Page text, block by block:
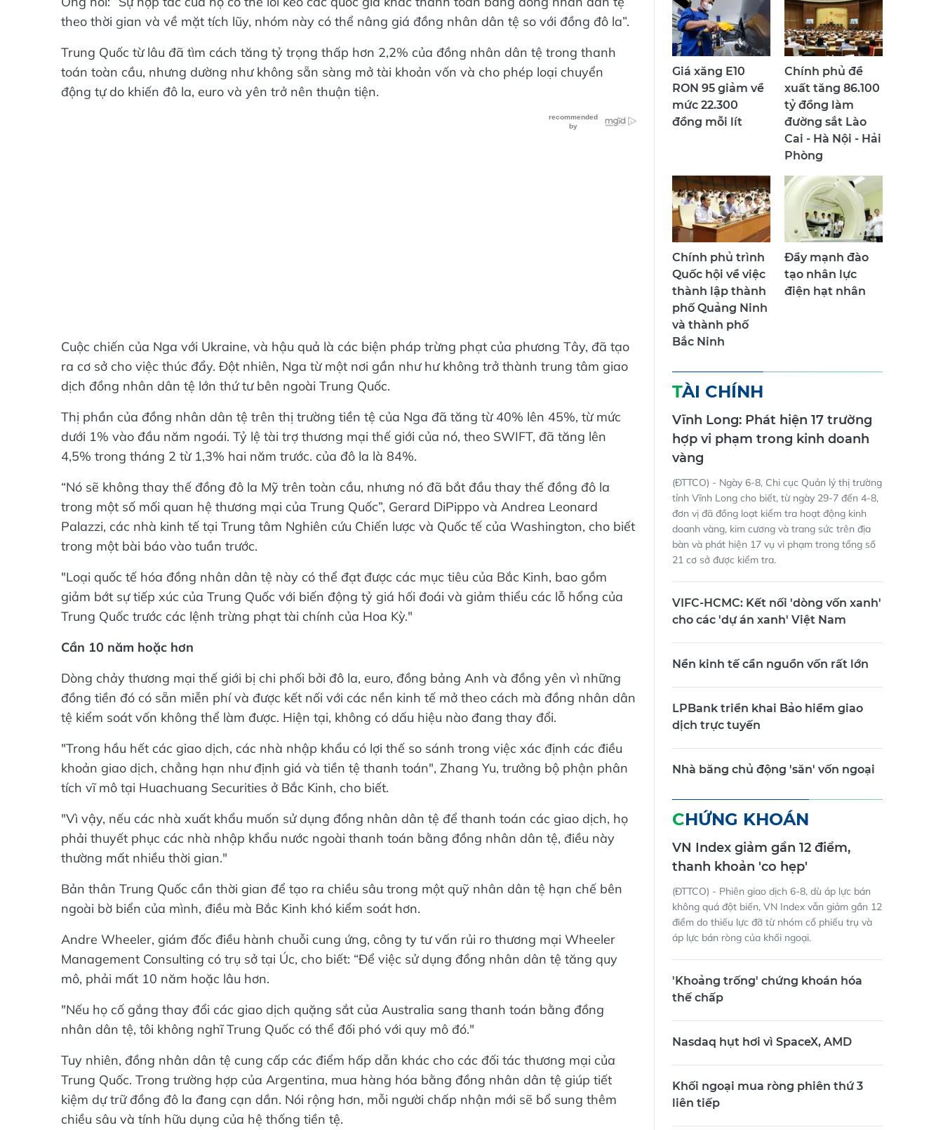
theo thời gian và về mặt tích lũy, nhóm này có thể nâng giá đồng nhân dân tệ so với đồng đô la”.
Trung Quốc từ lâu đã tìm cách tăng tỷ trọng thấp hơn 2,2% của đồng nhân dân tệ trong thanh
toán toàn cầu, nhưng dường như không sẵn sàng mở tài khoản vốn và cho phép loại chuyển
động tự do khiến đô la, euro và yên trở nên thuận tiện.
Cuộc chiến của Nga với Ukraine, và hậu quả là các biện pháp trừng phạt của phương Tây, đã tạo
ra cơ sở cho việc thúc đẩy. Đột nhiên, Nga từ một nơi gần như hư không trở thành trung tâm giao
dịch đồng nhân dân tệ lớn thứ tư bên ngoài Trung Quốc.
Thị phần của đồng nhân dân tệ trên thị trường tiền tệ của Nga đã tăng từ 40% lên 45%, từ mức
dưới 1% vào đầu năm ngoái. Tỷ lệ tài trợ thương mại thế giới của nó, theo SWIFT, đã tăng lên
4,5% trong tháng 2 từ 1,3% hai năm trước. của đô la là 84%.
“Nó sẽ không thay thế đồng đô la Mỹ trên toàn cầu, nhưng nó đã bắt đầu thay thế đồng đô la
trong một số mối quan hệ thương mại của Trung Quốc”, Gerard DiPippo và Andrea Leonard
Palazzi, các nhà kinh tế tại Trung tâm Nghiên cứu Chiến lược và Quốc tế của Washington, cho biết
trong một bài báo vào tuần trước.
"Loại quốc tế hóa đồng nhân dân tệ này có thể đạt được các mục tiêu của Bắc Kinh, bao gồm
giảm bớt sự tiếp xúc của Trung Quốc với biến động tỷ giá hối đoái và giảm thiểu các lỗ hổng của
Trung Quốc trước các lệnh trừng phạt tài chính của Hoa Kỳ."
Cần 10 năm hoặc hơn
Dòng chảy thương mại thế giới bị chi phối bởi đô la, euro, đồng bảng Anh và đồng yên vì những
đồng tiền đó có sẵn miễn phí và được kết nối với các nền kinh tế mở theo cách mà đồng nhân dân
tệ kiểm soát vốn không thể làm được. Hiện tại, không có dấu hiệu nào đang thay đổi.
"Trong hầu hết các giao dịch, các nhà nhập khẩu có lợi thế so sánh trong việc xác định các điều
khoản giao dịch, chẳng hạn như định giá và tiền tệ thanh toán", Zhang Yu, trưởng bộ phận phân
tích vĩ mô tại Huachuang Securities ở Bắc Kinh, cho biết.
"Vì vậy, nếu các nhà xuất khẩu muốn sử dụng đồng nhân dân tệ để thanh toán các giao dịch, họ
phải thuyết phục các nhà nhập khẩu nước ngoài thanh toán bằng đồng nhân dân tệ, điều này
thường mất nhiều thời gian."
Bản thân Trung Quốc cần thời gian để tạo ra chiều sâu trong một quỹ nhân dân tệ hạn chế bên
ngoài bờ biển của mình, điều mà Bắc Kinh khó kiểm soát hơn.
Andre Wheeler, giám đốc điều hành chuỗi cung ứng, công ty tư vấn rủi ro thương mại Wheeler
Management Consulting có trụ sở tại Úc, cho biết: “Để việc sử dụng đồng nhân dân tệ tăng quy
mô, phải mất 10 năm hoặc lâu hơn.
"Nếu họ cố gắng thay đổi các giao dịch quặng sắt của Australia sang thanh toán bằng đồng
nhân dân tệ, tôi không nghĩ Trung Quốc có thể đối phó với quy mô đó."
Tuy nhiên, đồng nhân dân tệ cung cấp các điểm hấp dẫn khác cho các đối tác thương mại của
Trung Quốc. Trong trường hợp của Argentina, mua hàng hóa bằng đồng nhân dân tệ giúp tiết
kiệm dự trữ đồng đô la đang cạn dần. Nói rộng hơn, mỗi người chấp nhận mới sẽ bổ sung thêm
chiều sâu và tính hữu dụng của hệ thống tiền tệ.
Giá xăng E10
RON 95 giảm về
mức 22.300
đồng mỗi lít
Chính phủ đề
xuất tăng 86.100
tỷ đồng làm
đường sắt Lào
Cai - Hà Nội - Hải
Phòng
Chính phủ trình
Quốc hội về việc
thành lập thành
phố Quảng Ninh
và thành phố
Bắc Ninh
Đẩy mạnh đào
tạo nhân lực
điện hạt nhân
TÀI CHÍNH
Vĩnh Long: Phát hiện 17 trường
hợp vi phạm trong kinh doanh
vàng
(ĐTTCO) - Ngày 6-8, Chi cục Quản lý thị trường
tỉnh Vĩnh Long cho biết, từ ngày 29-7 đến 4-8,
đơn vị đã đồng loạt kiểm tra hoạt động kinh
doanh vàng, kim cương và trang sức trên địa
bàn và phát hiện 17 vụ vi phạm trong tổng số
21 cơ sở được kiểm tra.
VIFC-HCMC: Kết nối 'dòng vốn xanh'
cho các 'dự án xanh' Việt Nam
Nền kinh tế cần nguồn vốn rất lớn
LPBank triển khai Bảo hiểm giao
dịch trực tuyến
Nhà băng chủ động 'săn' vốn ngoại
CHỨNG KHOÁN
VN Index giảm gần 12 điểm,
thanh khoản 'co hẹp'
(ĐTTCO) - Phiên giao dịch 6-8, dù áp lực bán
không quá đột biến, VN Index vẫn giảm gần 12
điểm do thiếu lực đỡ từ nhóm cổ phiếu trụ và
áp lực bán ròng của khối ngoại.
'Khoảng trống' chứng khoán hóa
thế chấp
Nasdaq hụt hơi vì SpaceX, AMD
Khối ngoại mua ròng phiên thứ 3
liên tiếp